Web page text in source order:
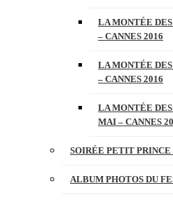
LA MONTÉE
– CANNES 2016
LA MONTÉE
– CANNES 2016
LA MONTÉE
MAI – CANNES
SOIRÉE PETIT PRINCE
ALBUM PHOTOS DU